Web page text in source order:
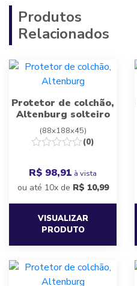
Produtos
Relacionados
Protetor de colchão,
Altenburg solteiro
(88x188x45)
(0)
R$ 98,91 à vista
ou até 10x de R$ 10,99
VISUALIZAR
PRODUTO